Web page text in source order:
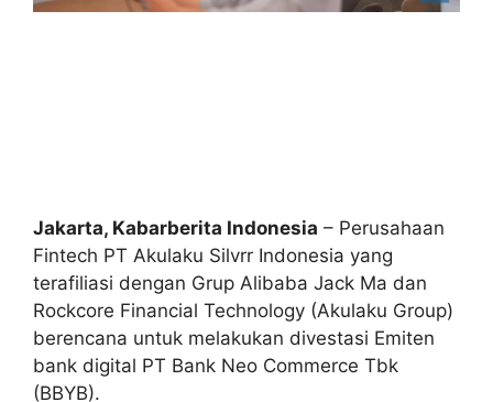
Jakarta, Kabarberita Indonesia – Perusahaan
Fintech PT Akulaku Silvrr Indonesia yang
terafiliasi dengan Grup Alibaba Jack Ma dan
Rockcore Financial Technology (Akulaku Group)
berencana untuk melakukan divestasi Emiten
bank digital PT Bank Neo Commerce Tbk
(BBYB).